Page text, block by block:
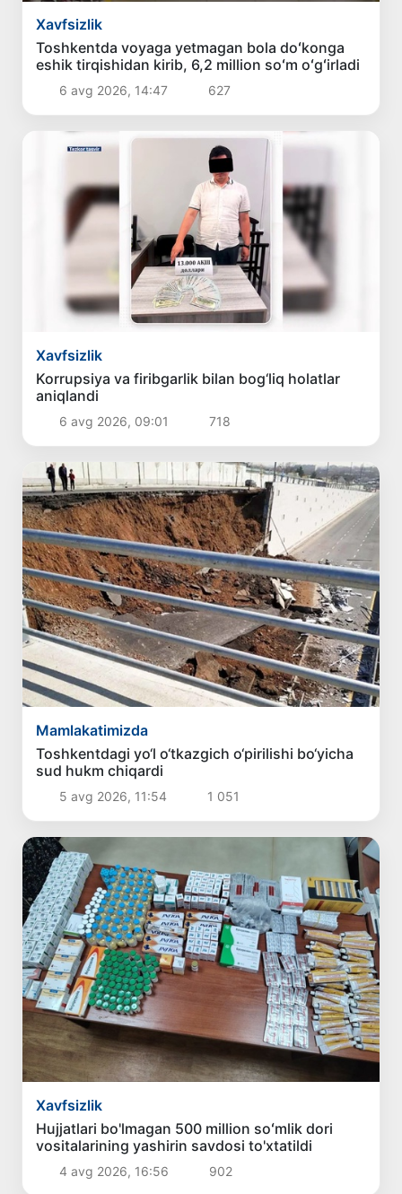
Xavfsizlik
Toshkentda voyaga yetmagan bola doʻkonga
eshik tirqishidan kirib, 6,2 million soʻm oʻgʻirladi
6 avg 2026, 14:47 627
Xavfsizlik
Korrupsiya va firibgarlik bilan bog‘liq holatlar
aniqlandi
6 avg 2026, 09:01 718
Mamlakatimizda
Toshkentdagi yo‘l o‘tkazgich o‘pirilishi bo‘yicha
sud hukm chiqardi
5 avg 2026, 11:54 1 051
Xavfsizlik
Hujjatlari bo'lmagan 500 million soʻmlik dori
vositalarining yashirin savdosi to'xtatildi
4 avg 2026, 16:56 902